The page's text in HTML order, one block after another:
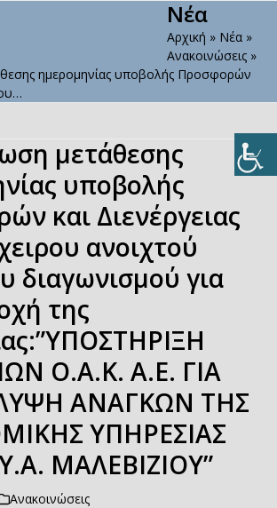
Νέα
Αρχική » Νέα»
Ανακοινώσεις»
ημερομηνίας υποβολής Προσφορών
μετάθεσης
υποβολής
και Διενέργειας
ανοιχτού
διαγωνισμού για
της
Ο.Α.Κ. Α.Ε. ΓΙΑ
ΑΝΑΓΚΩΝ ΤΗΣ
ΥΠΗΡΕΣΙΑΣ
ΜΑΛΕΒΙΖΙΟΥ”
Ανακοινώσεις